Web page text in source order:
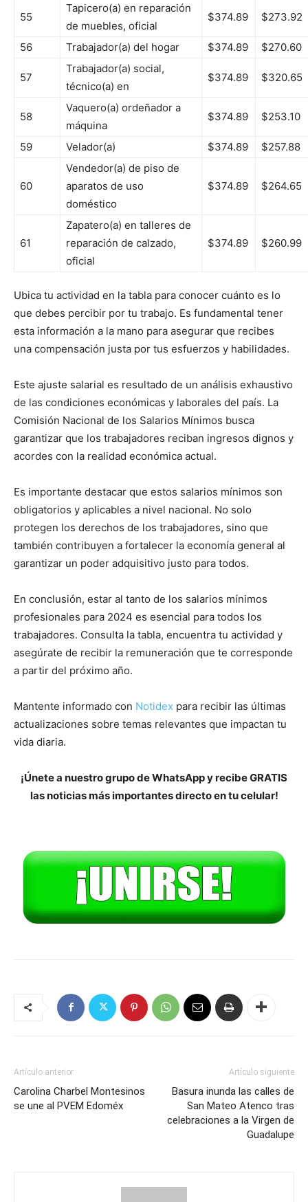
55
Tapicero(a) en reparación
de muebles, oficial
$374.89 $273.92
56 Trabajador(a) del hogar $374.89 $270.60
57
Trabajador(a) social,
técnico(a) en
$374.89 $320.65
58
Vaquero(a) ordeñador a
máquina
$374.89 $253.10
59 Velador(a) $374.89 $257.88
60
Vendedor(a) de piso de
aparatos de uso
doméstico
$374.89 $264.65
61
Zapatero(a) en talleres de
reparación de calzado,
oficial
$374.89 $260.99
Ubica tu actividad en la tabla para conocer cuánto es lo
que debes percibir por tu trabajo. Es fundamental tener
esta información a la mano para asegurar que recibes
una compensación justa por tus esfuerzos y habilidades.
Este ajuste salarial es resultado de un análisis exhaustivo
de las condiciones económicas y laborales del país. La
Comisión Nacional de los Salarios Mínimos busca
garantizar que los trabajadores reciban ingresos dignos y
acordes con la realidad económica actual.
Es importante destacar que estos salarios mínimos son
obligatorios y aplicables a nivel nacional. No solo
protegen los derechos de los trabajadores, sino que
también contribuyen a fortalecer la economía general al
garantizar un poder adquisitivo justo para todos.
En conclusión, estar al tanto de los salarios mínimos
profesionales para 2024 es esencial para todos los
trabajadores. Consulta la tabla, encuentra tu actividad y
asegúrate de recibir la remuneración que te corresponde
a partir del próximo año.
Mantente informado con Notidex para recibir las últimas
actualizaciones sobre temas relevantes que impactan tu
vida diaria.
¡Únete a nuestro grupo de WhatsApp y recibe GRATIS
las noticias más importantes directo en tu celular!
Artículo anterior
Carolina Charbel Montesinos
se une al PVEM Edoméx
Artículo siguiente
Basura inunda las calles de
San Mateo Atenco tras
celebraciones a la Virgen de
Guadalupe